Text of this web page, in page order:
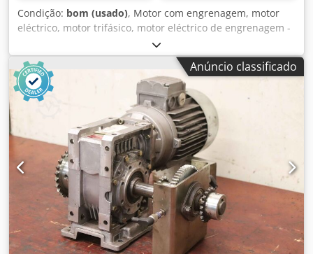
Condição: bom (usado), Motor com engrenagem, motor
eléctrico, motor trifásico, motor eléctrico de engrenagem -
manufacturer gearbox Bonfiglioli tipo: MVF44/F -fabricante
de motores tipo AEG: AD63NZ4 -velocidades: 97 rpm -
Potência: 0,18 kW Dsdpfx Ageci Evtjgsck -voltagem 380 volts
-Tipo: B5 Angle -Diametro eixo: Ø 22 mm - classe de
protecção: IP 44 -Número: 4x motores disponíveis -Preço:
por peça -Dimensões: -Peso: 7,2 kg/cada
Anúncio classificado